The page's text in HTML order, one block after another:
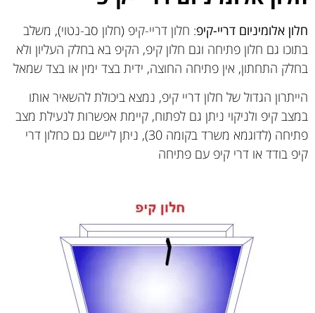
חלון אלומיניום דריי-קיפ: חלון דריי-קיפ (חלון סב-נטוי), משלב
בתוכו גם חלון פתיחה וגם חלון קיפ, הקיפ בא בחלק העליון ולא
בחלק התחתון, אין פתיחה החוצה, ידית בצד ימין או בצד שמאל
הייתרון הגדול של חלון דריי קיפ, נמצא ביכולת להשאיר אותו
במצב קיפ ולניקוי ניתן גם לפתוח, קיימת אפשרות לנעילת מצב
פתיחה (לדוגמא משרד בקומה 30), ניתן ליישם גם כחלון דרי
קיפ בודד או דרי קיפ עם פתיחה